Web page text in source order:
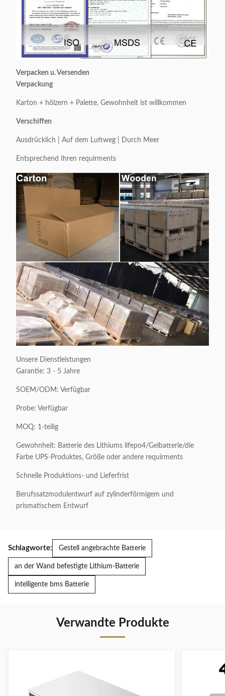
Verpacken u. Versenden
Verpackung
Karton + hölzern + Palette, Gewohnheit ist willkommen
Verschiffen
Ausdrücklich | Auf dem Luftweg | Durch Meer
Entsprechend Ihren requirments
Unsere Dienstleistungen
Garantie: 3 - 5 Jahre
SOEM/ODM: Verfügbar
Probe: Verfügbar
MOQ: 1-teilig
Gewohnheit: Batterie des Lithiums lifepo4/Gelbatterie/die
Farbe UPS-Produktes, Größe oder andere requirments
Schnelle Produktions- und Lieferfrist
Berufssatzmodulentwurf auf zylinderförmigem und
prismatischem Entwurf
Schlagworte: Gestell angebrachte Batterie
an der Wand befestigte Lithium-Batterie
intelligente bms Batterie
Verwandte Produkte